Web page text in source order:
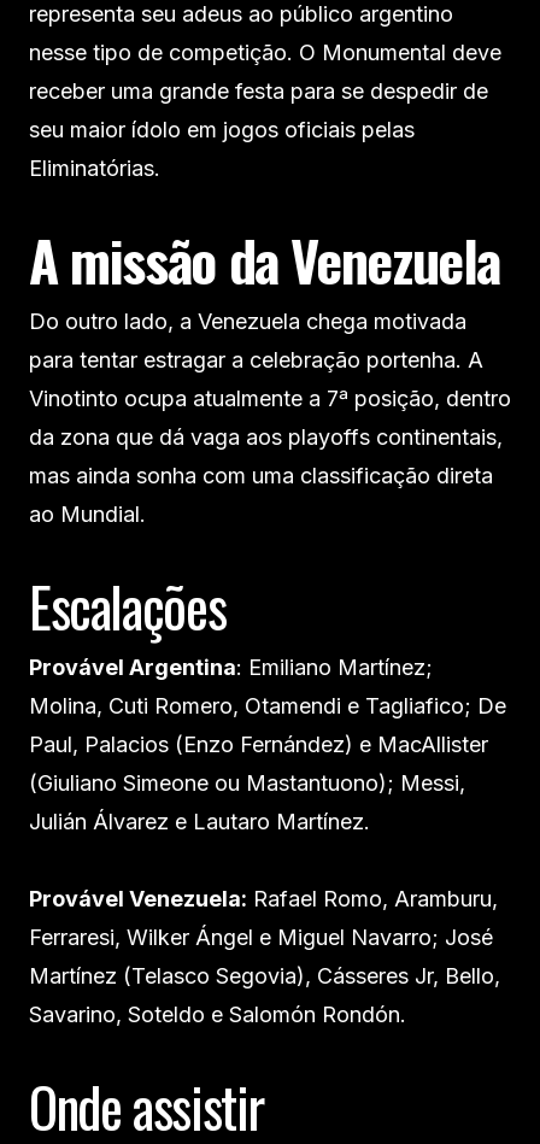
representa seu adeus ao público argentino
nesse tipo de competição. O Monumental deve
receber uma grande festa para se despedir de
seu maior ídolo em jogos oficiais pelas
Eliminatórias.
A missão da Venezuela
Do outro lado, a Venezuela chega motivada
para tentar estragar a celebração portenha. A
Vinotinto ocupa atualmente a 7ª posição, dentro
da zona que dá vaga aos playoffs continentais,
mas ainda sonha com uma classificação direta
ao Mundial.
Escalações
Provável Argentina: Emiliano Martínez;
Molina, Cuti Romero, Otamendi e Tagliafico; De
Paul, Palacios (Enzo Fernández) e MacAllister
(Giuliano Simeone ou Mastantuono); Messi,
Julián Álvarez e Lautaro Martínez.
Provável Venezuela: Rafael Romo, Aramburu,
Ferraresi, Wilker Ángel e Miguel Navarro; José
Martínez (Telasco Segovia), Cásseres Jr, Bello,
Savarino, Soteldo e Salomón Rondón.
Onde assistir